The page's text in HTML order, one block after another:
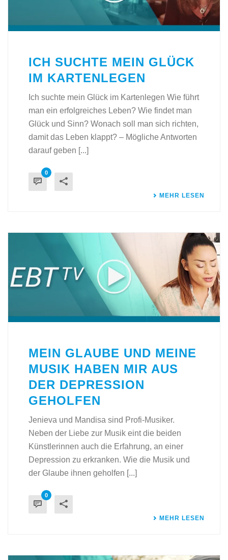
ICH SUCHTE MEIN GLÜCK
IM KARTENLEGEN
Ich suchte mein Glück im Kartenlegen Wie führt
man ein erfolgreiches Leben? Wie findet man
Glück und Sinn? Wonach soll man sich richten,
damit das Leben klappt? – Mögliche Antworten
darauf geben [...]
0
MEHR LESEN
MEIN GLAUBE UND MEINE
MUSIK HABEN MIR AUS
DER DEPRESSION
GEHOLFEN
Jenieva und Mandisa sind Profi-Musiker.
Neben der Liebe zur Musik eint die beiden
Künstlerinnen auch die Erfahrung, an einer
Depression zu erkranken. Wie die Musik und
der Glaube ihnen geholfen [...]
0
MEHR LESEN